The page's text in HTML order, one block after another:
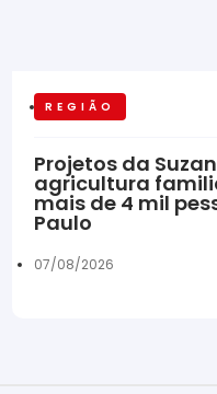
REGIÃO
Projetos da
agricultura
mais de 4 mil
Paulo
07/08/2026